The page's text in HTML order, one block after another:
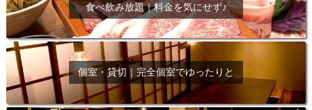
食べ飲み放題｜料金を気にせず♪
個室・貸切｜完全個室でゆったりと